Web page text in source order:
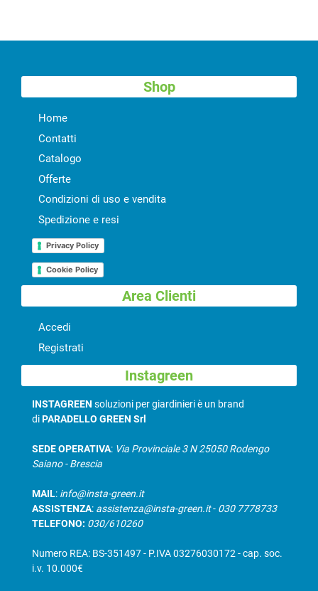
Shop
Home
Contatti
Catalogo
Offerte
Condizioni di uso e vendita
Spedizione e resi
Privacy Policy
Cookie Policy
Area Clienti
Accedi
Registrati
Instagreen
INSTAGREEN soluzioni per giardinieri è un brand
diPARADELLO GREEN Srl
SEDE OPERATIVA: Via Provinciale 3 N 25050 Rodengo
Saiano - Brescia
MAIL: info@insta-green.it
ASSISTENZA: assistenza@insta-green.it- 030 7778733
TELEFONO: 030/610260
Numero REA: BS-351497 - P.IVA 03276030172 - cap. soc.
i.v. 10.000€